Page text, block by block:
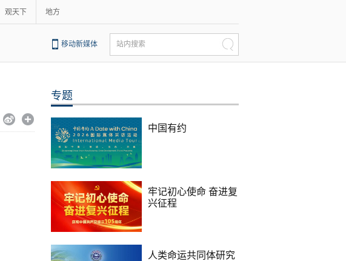
观天下 地方
移动新媒体 站内搜索
专题
中国有约
牢记初心使命 奋进复
兴征程
人类命运共同体研究